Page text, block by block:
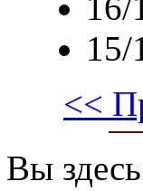
15/
<<
Вы